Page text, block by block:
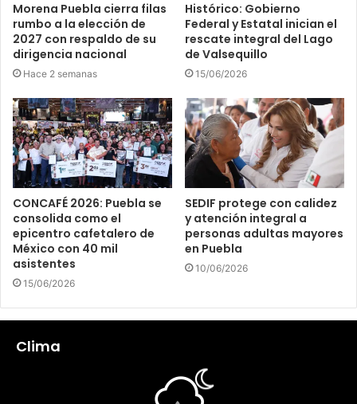
Morena Puebla cierra filas
rumbo a la elección de
2027 con respaldo de su
dirigencia nacional
Hace 2 semanas
Histórico: Gobierno
Federal y Estatal inician el
rescate integral del Lago
de Valsequillo
15/06/2026
CONCAFÉ 2026: Puebla se
consolida como el
epicentro cafetalero de
México con 40 mil
asistentes
15/06/2026
SEDIF protege con calidez
y atención integral a
personas adultas mayores
en Puebla
10/06/2026
Clima